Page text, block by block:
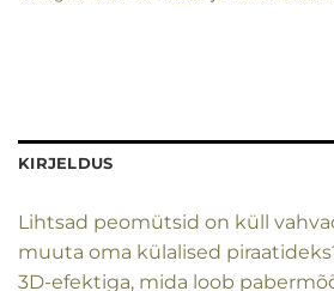
KIRJELDUS
Lihtsad peomütsid on küll
muuta oma külalised
3D-efektiga, mida loob